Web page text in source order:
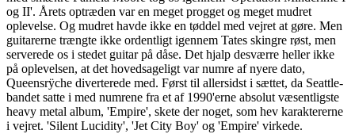
og II'. Årets optræden var en meget progget og meget mudret
oplevelse. Og mudret havde ikke en tøddel med vejret at gøre. Men
guitarerne trængte ikke ordentligt igennem Tates skingre røst, men
serverede os i stedet guitar på dåse. Det hjalp desværre heller ikke
på oplevelsen, at det hovedsageligt var numre af nyere dato,
Queensrÿche diverterede med. Først til allersidst i sættet, da Seattle-
bandet satte i med numrene fra et af 1990'erne absolut væsentligste
heavy metal album, 'Empire', skete der noget, som hev karaktererne
i vejret. 'Silent Lucidity', 'Jet City Boy' og 'Empire' virkede.